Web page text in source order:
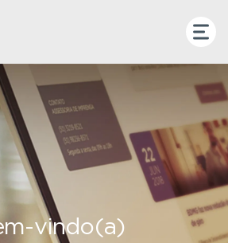
vindo(a)